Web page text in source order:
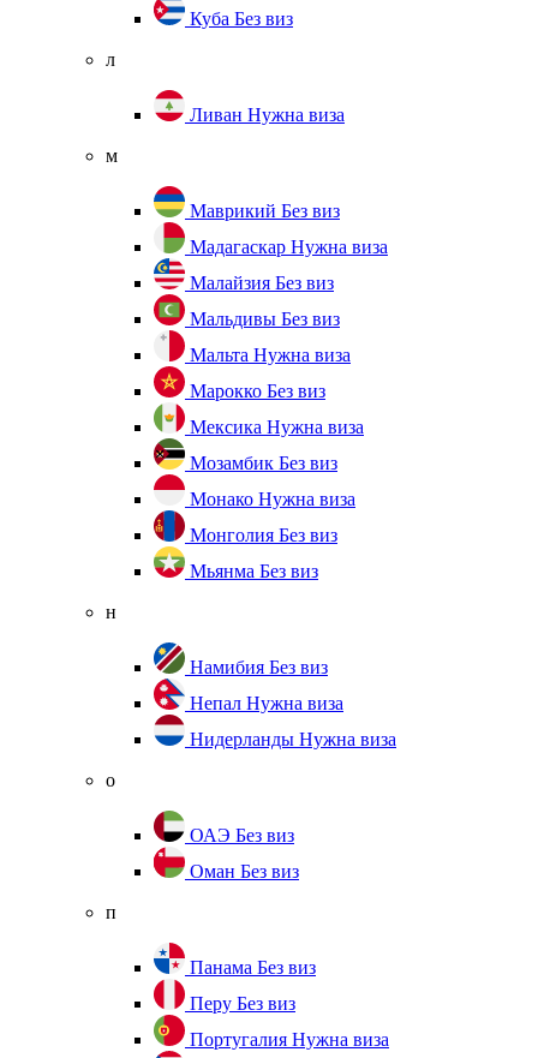
Куба Без виз
л
Ливан Нужна виза
м
Маврикий Без виз
Мадагаскар Нужна виза
Малайзия Без виз
Мальдивы Без виз
Мальта Нужна виза
Марокко Без виз
Мексика Нужна виза
Мозамбик Без виз
Монако Нужна виза
Монголия Без виз
Мьянма Без виз
н
Намибия Без виз
Непал Нужна виза
Нидерланды Нужна виза
о
ОАЭ Без виз
Оман Без виз
п
Панама Без виз
Перу Без виз
Португалия Нужна виза